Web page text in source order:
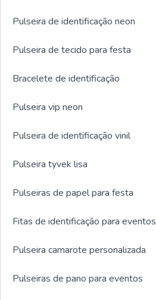
Pulseira de identificação neon
Pulseira de tecido para festa
Bracelete de identificação
Pulseira vip neon
Pulseira de identificação vinil
Pulseira tyvek lisa
Pulseiras de papel para festa
Fitas de identificação para eventos
Pulseira camarote personalizada
Pulseiras de pano para eventos